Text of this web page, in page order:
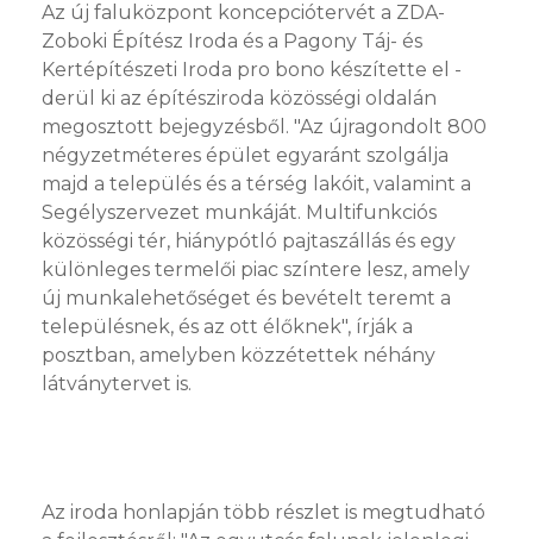
Az új faluközpont koncepciótervét a ZDA-
Zoboki Építész Iroda és a Pagony Táj- és
Kertépítészeti Iroda pro bono készítette el -
derül ki az építésziroda közösségi oldalán
megosztott bejegyzésből. "Az újragondolt 800
négyzetméteres épület egyaránt szolgálja
majd a település és a térség lakóit, valamint a
Segélyszervezet munkáját. Multifunkciós
közösségi tér, hiánypótló pajtaszállás és egy
különleges termelői piac színtere lesz, amely
új munkalehetőséget és bevételt teremt a
településnek, és az ott élőknek", írják a
posztban, amelyben közzétettek néhány
látványtervet is.
Az iroda honlapján több részlet is megtudható